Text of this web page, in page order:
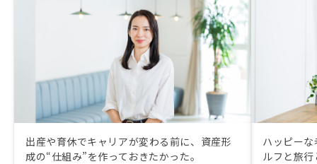
出産や育休でキャリアが変わる前に、資産形
成の“仕組み”を作っておきたかった。
ハッピー
ルフと旅